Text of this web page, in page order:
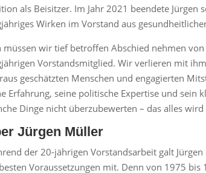
als Beisitzer. Im Jahr 2021 beendete Jürgen
Wirken im Vorstand aus
müssen wir tief betroffen Abschied nehmen
Vorstandsmitglied. Wir verlieren mit
geschätzten Menschen und engagierten
Erfahrung, seine politische Expertise und sein
Dinge nicht überzubewerten – das alles
Jürgen Müller
der 20-jährigen Vorstandsarbeit galt
Voraussetzungen mit. Denn von 1975